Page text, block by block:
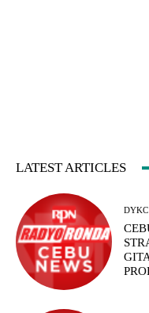
LATEST ARTICLES
DYKC